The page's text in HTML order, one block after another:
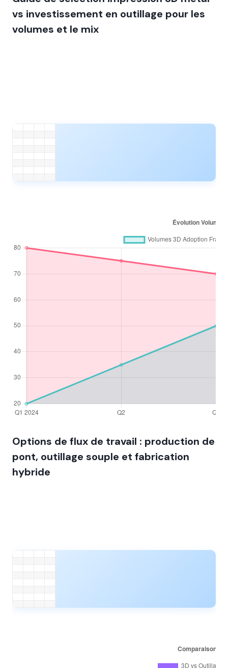
vs investissement en outillage pour les
volumes et le mix
Options de flux de travail : production de
pont, outillage souple et fabrication
hybride